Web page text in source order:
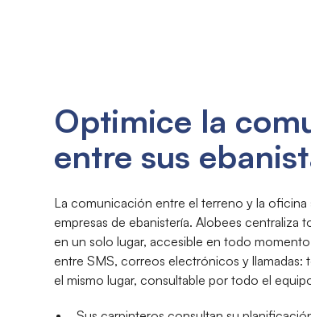
Optimice la
entre sus
La comunicación entre el terreno y la oficina
empresas de ebanistería. Alobees centraliza
en un solo lugar, accesible en todo
entre SMS, correos electrónicos y llamadas:
el mismo lugar, consultable por todo el